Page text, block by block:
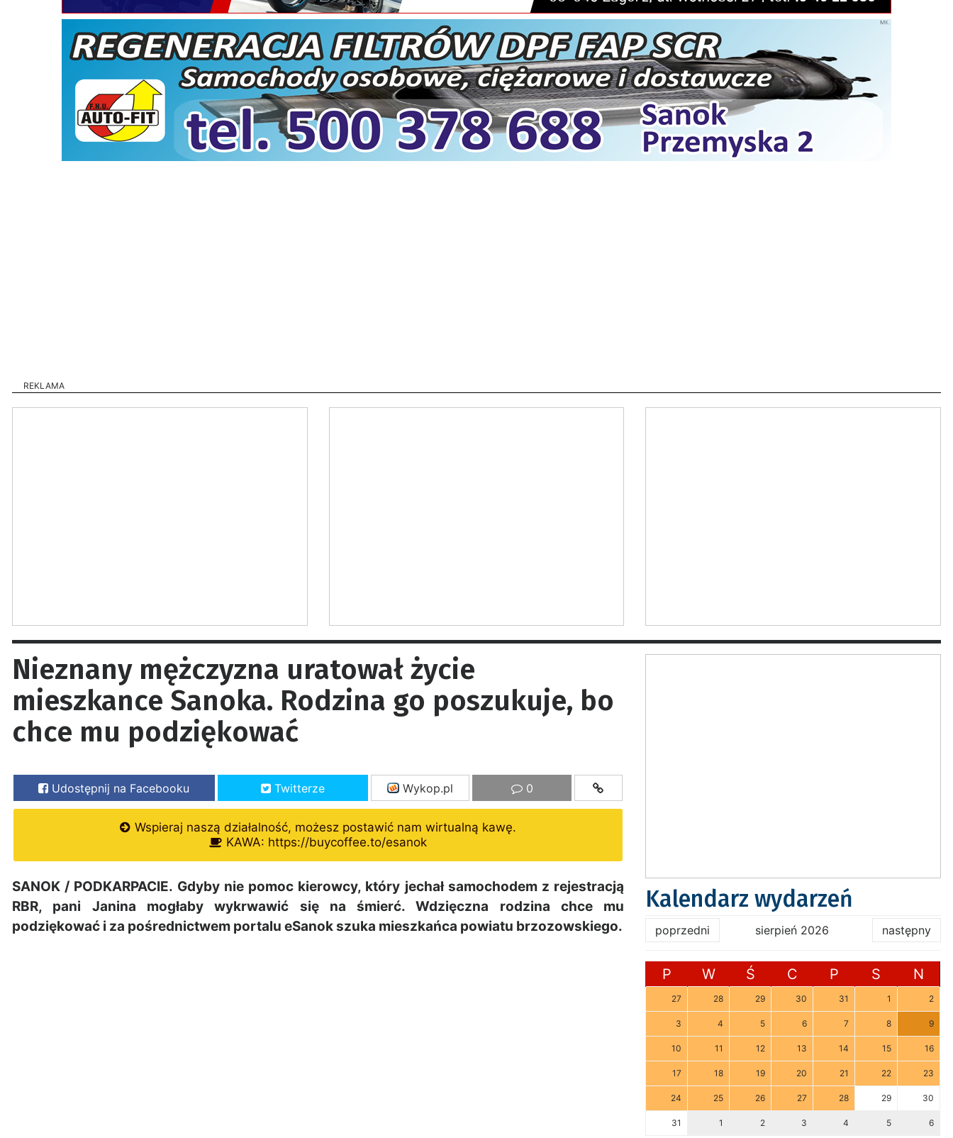
REKLAMA
Nieznany mężczyzna uratował życie
mieszkance Sanoka. Rodzina go poszukuje, bo
chce mu podziękować
Udostępnij na Facebooku Twitterze Wykop.pl 0
Wspieraj naszą działalność, możesz postawić nam wirtualną kawę.
KAWA: https://buycoffee.to/esanok
SANOK / PODKARPACIE. Gdyby nie pomoc kierowcy, który jechał samochodem z rejestracją
RBR, pani Janina mogłaby wykrwawić się na śmierć. Wdzięczna rodzina chce mu
podziękować i za pośrednictwem portalu eSanok szuka mieszkańca powiatu brzozowskiego.
Kalendarz wydarzeń
poprzedni sierpień 2026 następny
P W Ś C P S N
27 28 29 30 31 1 2
3 4 5 6 7 8 9
10 11 12 13 14 15 16
17 18 19 20 21 22 23
24 25 26 27 28 29 30
31 1 2 3 4 5 6